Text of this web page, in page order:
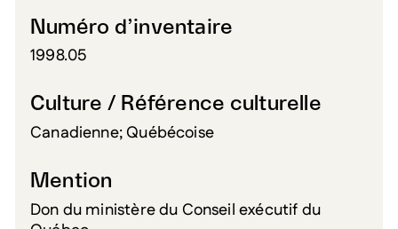
Numéro d’inventaire
1998.05
Culture / Référence culturelle
Canadienne; Québécoise
Mention
Don du ministère du Conseil exécutif du